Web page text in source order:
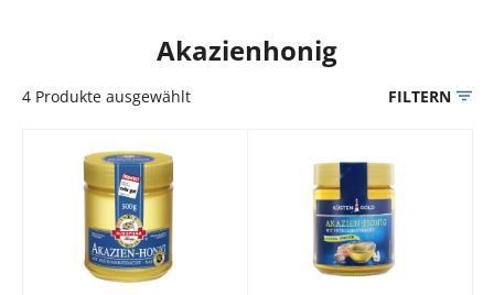
Akazienhonig
4 Produkte ausgewählt FILTERN